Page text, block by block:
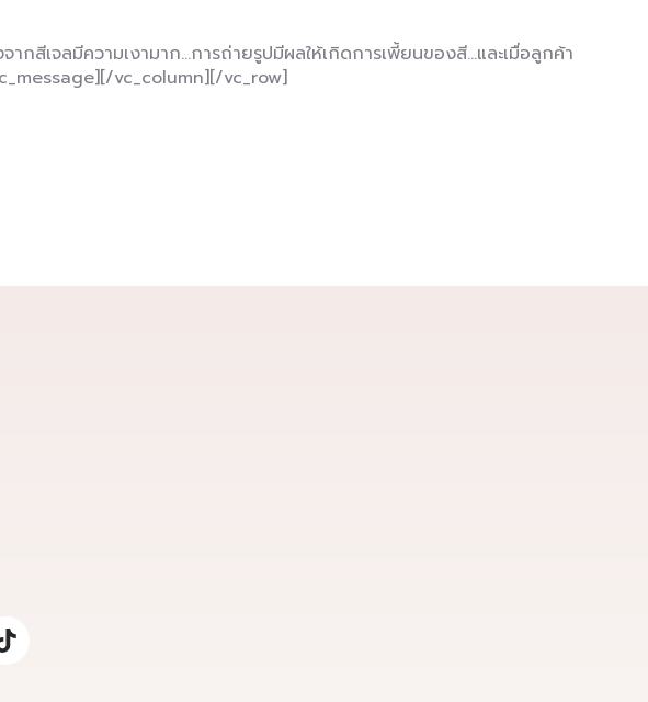
สีเจลมีความเงามาก…การถ่ายรูปมีผลให้เกิดการเพี้ยนของสี…และเมื่อลูกค้า
vc_column][/vc_row]